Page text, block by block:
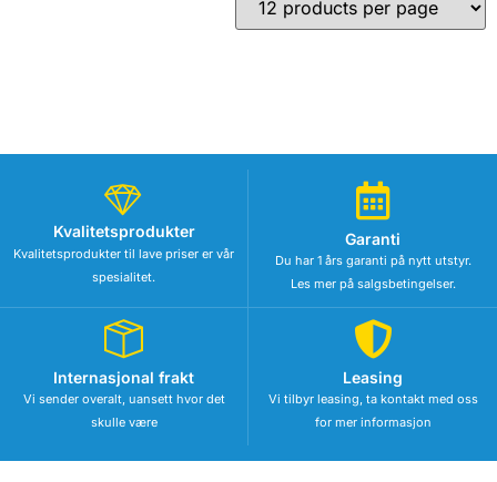
Kvalitetsprodukter
Kvalitetsprodukter til lave priser er vår
spesialitet.
Garanti
Du har 1 års garanti på nytt utstyr.
Les mer på salgsbetingelser.
Internasjonal frakt
Vi sender overalt, uansett hvor det
skulle være
Leasing
Vi tilbyr leasing, ta kontakt med oss
for mer informasjon